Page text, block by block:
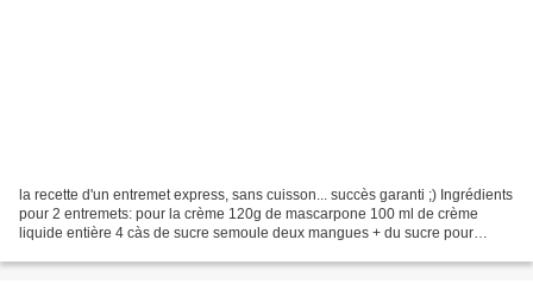
la recette d'un entremet express, sans cuisson... succès garanti ;) Ingrédients
pour 2 entremets: pour la crème 120g de mascarpone 100 ml de crème
liquide entière 4 càs de sucre semoule deux mangues + du sucre pour